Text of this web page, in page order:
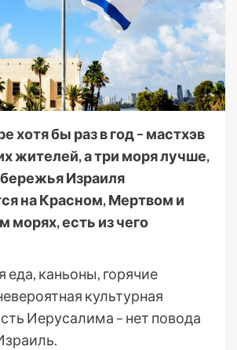
хотя бы раз в год – мастхэв
жителей, а три моря лучше,
Израиля
на Красном, Мертвом и
морях, есть из чего
еда, каньоны, горячие
культурная
Иерусалима – нет повода